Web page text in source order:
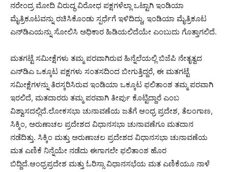
ನರೇಂದ್ರ ಮೋದಿ ವಿರುದ್ಧ ವಿರೋಧ ಪಕ್ಷಗಳೆಲ್ಲಾ ಒಟ್ಟಾಗಿ ಇಂಡಿಯಾ
ಮೈತ್ರಿಕೂಟವನ್ನು ರಚಿಸಿಕೊಂಡು ಸ್ಪರ್ಧೆಗೆ ಇಳಿದಿದ್ದು, ಇಂಡಿಯಾ ಮೈತ್ರಿಕೂಟ
ಎನ್‌ಡಿಎಯನ್ನು ಸೋಲಿಸಿ ಅಧಿಕಾರ ಹಿಡಿಯಲಿದೆಯೇ ಎಂಬುದು ಗೊತ್ತಾಗಲಿದೆ.
ಮತಗಟ್ಟೆ ಸಮೀಕ್ಷೆಗಳು ತಮ್ಮ ಪರವಾಗಿರುವ ಹಿನ್ನೆಲೆಯಲ್ಲಿ ಬಿಜೆಪಿ ನೇತೃತ್ವದ
ಎನ್‌ಡಿಎ ಒಕ್ಕೂಟ ಪಕ್ಷಗಳು ಸಂತಸದಿಂದ ಬೀಗುತ್ತಿದ್ದರೆ, ಈ ಮತಗಟ್ಟೆ
ಸಮೀಕ್ಷೆಗಳನ್ನು ತಿರಸ್ಕರಿಸಿರುವ ಇಂಡಿಯಾ ಒಕ್ಕೂಟ ಫಲಿತಾಂಶ ತಮ್ಮ ಪರವಾಗಿ
ಇರಲಿದೆ, ಮತದಾರರು ತಮ್ಮ ಪರವಾಗಿ ತೀರ್ಪು ಕೊಟ್ಟಿದ್ದಾರೆ ಎಂಬ
ವಿಶ್ವಾಸದಲ್ಲಿದೆ.ಲೋಕಸಭಾ ಚುನಾವಣೆಯ ಜತೆಗೆ ಆಂಧ್ರ ಪ್ರದೇಶ, ತೆಲಂಗಾಣ,
ಸಿಕ್ಕಿಂ, ಅರುಣಾಚಲ ಪ್ರದೇಶದ ವಿಧಾನಸಭಾ ಚುನಾವಣೆಗೂ ಮತದಾನ
ನಡೆದಿತ್ತು. ಸಿಕ್ಕಿಂ ಮತ್ತು ಅರುಣಾಚಲ ಪ್ರದೇಶದ ವಿಧಾನಸಭಾ ಚುನಾವಣೆಯ
ಮತ ಎಣಿಕೆ ನಿನ್ನೆಯೇ ನಡೆದು ಈಗಾಗಲೇ ಫಲಿತಾಂಶ ಹೊರ
ಬಿದ್ದಿದೆ.ಆಂಧ್ರಪ್ರದೇಶ ಮತ್ತು ಓರಿಸ್ಸಾ ವಿಧಾನಸಭೆಯ ಮತ ಎಣಿಕೆಯೂ ನಾಳೆ